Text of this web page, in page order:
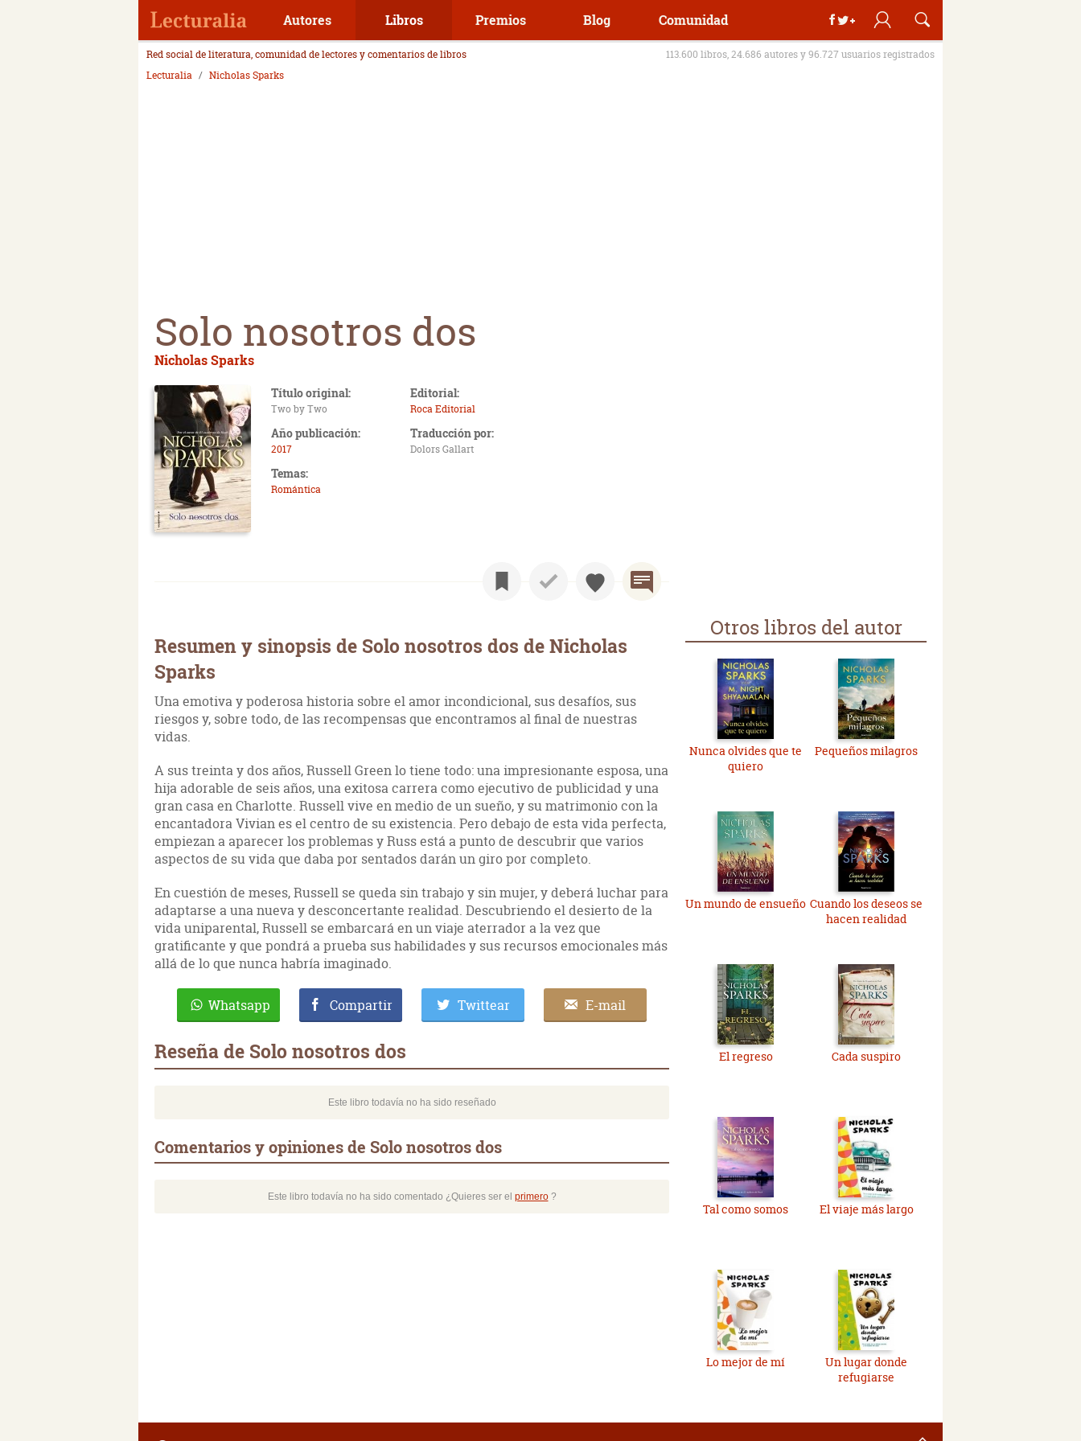
Autores Libros Premios Blog Comunidad
Red social de literatura, comunidad de lectores y comentarios de libros
113.600 libros, 24.686 autores y 96.727 usuarios registrados
Lecturalia
Nicholas Sparks
Solo nosotros dos
Nicholas Sparks
Título original:
Two by Two
Editorial:
Roca Editorial
Año publicación:
2017
Traducción por:
Dolors Gallart
Temas:
Romántica
Resumen y sinopsis de Solo nosotros dos de Nicholas
Sparks
Una emotiva y poderosa historia sobre el amor incondicional, sus desafíos, sus
riesgos y, sobre todo, de las recompensas que encontramos al final de nuestras
vidas.
A sus treinta y dos años, Russell Green lo tiene todo: una impresionante esposa, una
hija adorable de seis años, una exitosa carrera como ejecutivo de publicidad y una
gran casa en Charlotte. Russell vive en medio de un sueño, y su matrimonio con la
encantadora Vivian es el centro de su existencia. Pero debajo de esta vida perfecta,
empiezan a aparecer los problemas y Russ está a punto de descubrir que varios
aspectos de su vida que daba por sentados darán un giro por completo.
En cuestión de meses, Russell se queda sin trabajo y sin mujer, y deberá luchar para
adaptarse a una nueva y desconcertante realidad. Descubriendo el desierto de la
vida uniparental, Russell se embarcará en un viaje aterrador a la vez que
gratificante y que pondrá a prueba sus habilidades y sus recursos emocionales más
allá de lo que nunca habría imaginado.
Whatsapp Compartir Twittear E-mail
Reseña de Solo nosotros dos
Este libro todavía no ha sido reseñado
Comentarios y opiniones de Solo nosotros dos
Este libro todavía no ha sido comentado ¿Quieres ser el primero?
Otros libros del autor
Nunca olvides que te
quiero
Pequeños milagros
Un mundo de ensueño Cuando los deseos se
hacen realidad
El regreso Cada suspiro
Tal como somos El viaje más largo
Lo mejor de mí
Un lugar donde
refugiarse